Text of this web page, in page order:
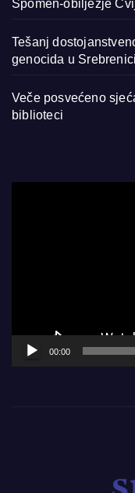
Spomen-obilježje
Tešanj
genocida u Srebrenici
Veče posvećeno
biblioteci
00:00